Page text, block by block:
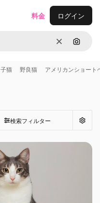
消去 画像で
料金 ログイン
子猫 野良猫 アメリカンショート
検索フィルター